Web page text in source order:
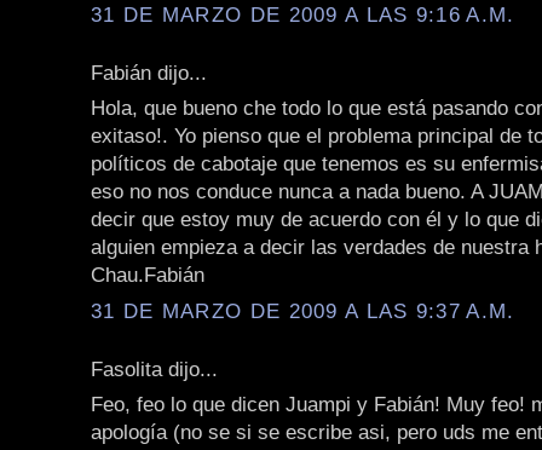
31 DE MARZO DE 2009 A LAS 9:16 A.M.
Fabián dijo...
Hola, que bueno che todo lo que está pasando
exitaso!. Yo pienso que el problema principal de
políticos de cabotaje que tenemos es su
eso no nos conduce nunca a nada bueno. A
decir que estoy muy de acuerdo con él y lo que
alguien empieza a decir las verdades de nuestra
Chau.Fabián
31 DE MARZO DE 2009 A LAS 9:37 A.M.
Fasolita dijo...
Feo, feo lo que dicen Juampi y Fabián! Muy feo!
apología (no se si se escribe asi, pero uds me